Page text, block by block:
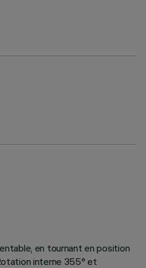
en tournant en position
interne 355° et